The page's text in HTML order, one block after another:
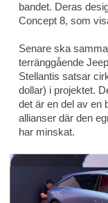
bandet. Deras
Concept 8, som
Senare ska
terränggående
Stellantis satsar
dollar) i projektet.
det är en del av en
allianser där den
har minskat.